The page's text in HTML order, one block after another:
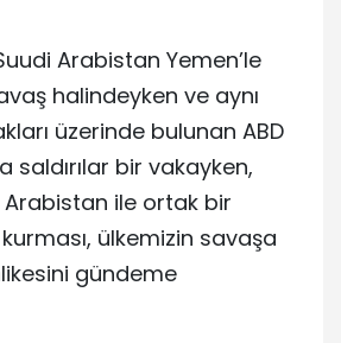
Arabistan Yemen’le
halindeyken ve aynı
üzerinde bulunan ABD
saldırılar bir vakayken,
Arabistan ile ortak bir
ülkemizin savaşa
gündeme